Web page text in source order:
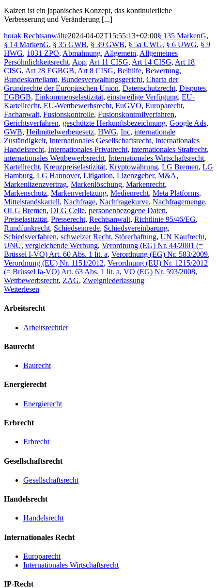
Kaizen ist ein japanisches Konzept, das kontinuierliche
Verbesserung und Veränderung [...]
horak Rechtsanwälte2024-04-02T15:55:13+02:00§ 135 MarkenG,
§ 14 MarkenG, § 35 GWB, § 39 GWB, § 5a UWG, § 6 UWG, § 9
HWG, 1031 ZPO, Abmahnung, Allgemein, Allgemeines
Persöhnlichkeitsrecht, App, Art 11 CISG, Art 14 CISG, Art 18
CISG, Art 28 EGBGB, Art 8 CISG, Beihilfe, Bewertung,
Bundeskartellamt, Bundesverwaltungsgericht, Charta der
Grundrechte der Europäischen Union, Datenschutzrecht, Disputes,
EGBGB, Einkommenselastizität, einstweilige Verfügung, EU-
Kartellrecht, EU-Wettbewerbsrecht, EuGVO, Europarecht,
Fachanwalt, Fusionskontrolle, Fusionskontrollverfahren,
Gerichtsverfahren, geschützte Herkunftsbezeichnung, Google Ads,
GWB, Heilmittelwerbegesetz, HWG, Inc, internationale
Zuständigkeit, Internationales Gesellschaftsrecht, Internationales
Handelsrecht, Internationales Privatrecht, internationales Strafrecht,
internationales Wettbewerbsrecht, Internationales Wirtschaftsrecht,
Kartellrecht, Kreuzpreiselastizität, Kryptowährung, LG Bremen, LG
Hamburg, LG Hannover, Litigation, Lizenzgeber, M&A,
Markenlizenzvertrag, Markenlöschung, Markenrecht,
Markenschutz, Markenverletzung, Medienrecht, Meta Platforms,
Mittelstandskartell, Nachfrage, Nachfragekurve, Nachfragemenge,
OLG Bremen, OLG Celle, personenbezogene Daten,
Preiselastizität, Presserecht, Rechtsanwalt, Richtlinie 95/46/EG,
Rundfunkrecht, Schiedseinrede, Schiedsvereinbarung,
Schiedsverfahren, schweizer Recht, Störerhaftung, UN Kaufrecht,
UNÜ, vergleichende Werbung, Verordnung (EG) Nr. 44/2001 (=
Brüssel I-VO) Art. 60 Abs. 1 lit. a, Verordnung (EG) Nr. 583/2009,
Verordnung (EU) Nr. 1151/2012, Verordnung (EU) Nr. 1215/2012
(= Brüssel Ia-VO) Art. 63 Abs. 1 lit. a, VO (EG) Nr. 593/2008,
Wettbewerbsrecht, ZAG, Zweigniederlassung|
Weiterlesen
Arbeitsrecht
Arbeitsrechtler
Baurecht
Baurecht
Energierecht
Energierecht
Erbrecht
Erbrecht
Gesellschaftsrecht
Gesellschaftsrecht
Handelsrecht
Handelsrecht
Internationales Recht
Europarecht
Internationales Wirtschaftsrecht
IP-Recht